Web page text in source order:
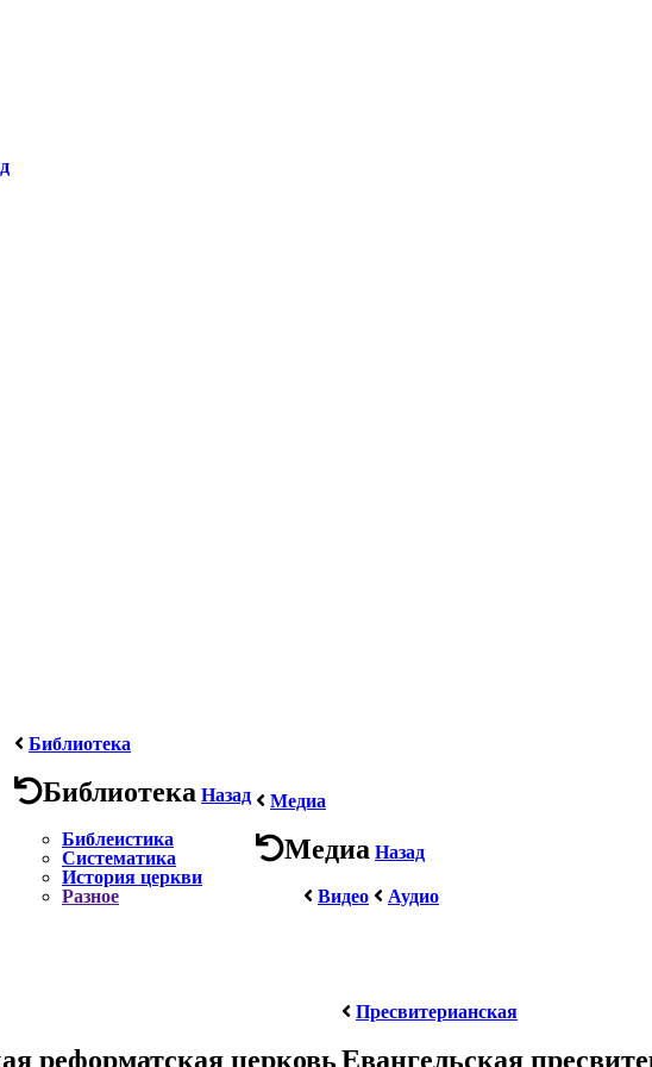
Библиотека
Библиотека Назад
Библеистика
Систематика
История церкви
Разное
Медиа
Медиа Назад
Видео
Аудио
реформатская церковь
Пресвитерианская
Евангельская